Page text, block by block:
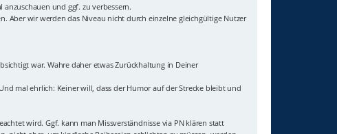
und ggf. zu verbessern.
Aber wir werden das Niveau nicht durch einzelne gleichgültige Nutzer
war. Wahre daher etwas Zurückhaltung in Deiner
mal ehrlich: Keiner will, dass der Humor auf der Strecke bleibt und
wird. Ggf. kann man Missverständnisse via PN klären statt